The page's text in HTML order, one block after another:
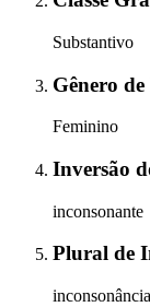
Substantivo
Gênero de
Feminino
Inversão
inconsonante
Plural de